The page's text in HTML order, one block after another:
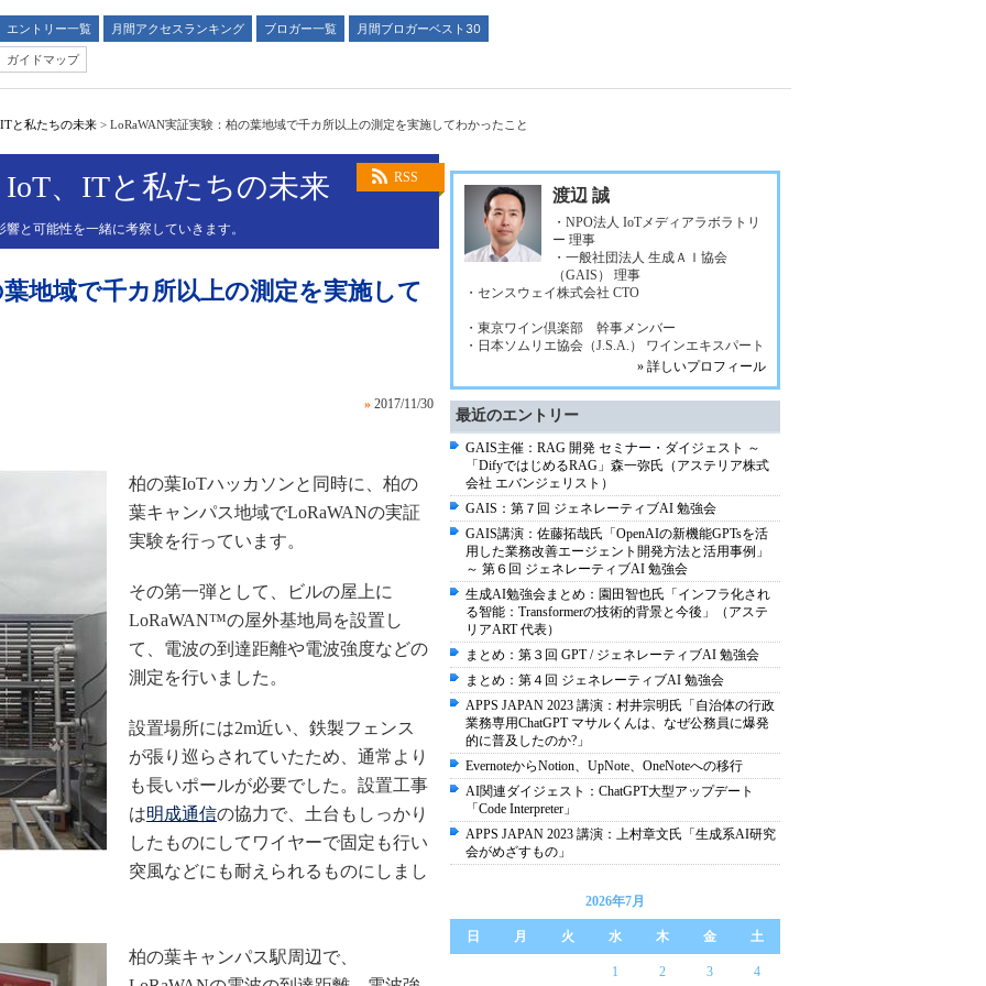
エントリー一覧 月間アクセスランキング ブロガー一覧
月間ブロガーベスト30
ガイドマップ
と私たちの未来 > LoRaWAN実証実験：柏の葉地域で千カ所以上の測定を実施してわかったこと
RSS
、ITと私たちの未来
と可能性を一緒に考察していきます。
地域で千カ所以上の測定を実施して
» 2017/11/30
柏の葉IoTハッカソンと同時に、柏の
葉キャンパス地域でLoRaWANの実証
実験を行っています。
その第一弾として、ビルの屋上に
LoRaWAN™の屋外基地局を設置し
て、電波の到達距離や電波強度などの
測定を行いました。
設置場所には2m近い、鉄製フェンス
が張り巡らされていたため、通常より
も長いポールが必要でした。設置工事
は明成通信の協力で、土台もしっかり
したものにしてワイヤーで固定も行い
突風などにも耐えられるものにしまし
柏の葉キャンパス駅周辺で、
渡辺 誠
・NPO法人 IoTメディアラボラトリ
ー 理事
・一般社団法人 生成ＡＩ協会
（GAIS） 理事
・センスウェイ株式会社 CTO
・東京ワイン倶楽部 幹事メンバー
・日本ソムリエ協会（J.S.A.） ワインエキスパート
» 詳しいプロフィール
最近のエントリー
GAIS主催：RAG 開発 セミナー・ダイジェスト ～
「DifyではじめるRAG」森一弥氏（アステリア株式
会社 エバンジェリスト）
GAIS：第７回 ジェネレーティブAI 勉強会
GAIS講演：佐藤拓哉氏「OpenAIの新機能GPTsを活
用した業務改善エージェント開発方法と活用事例」
～ 第６回 ジェネレーティブAI 勉強会
生成AI勉強会まとめ：園田智也氏「インフラ化され
る智能：Transformerの技術的背景と今後」（アステ
リアART 代表）
まとめ：第３回 GPT / ジェネレーティブAI 勉強会
まとめ：第４回 ジェネレーティブAI 勉強会
APPS JAPAN 2023 講演：村井宗明氏「自治体の行政
業務専用ChatGPT マサルくんは、なぜ公務員に爆発
的に普及したのか?」
EvernoteからNotion、UpNote、OneNoteへの移行
AI関連ダイジェスト：ChatGPT大型アップデート
「Code Interpreter」
APPS JAPAN 2023 講演：上村章文氏「生成系AI研究
会がめざすもの」
2026年7月
日 月 火 水 木 金 土
1 2 3 4